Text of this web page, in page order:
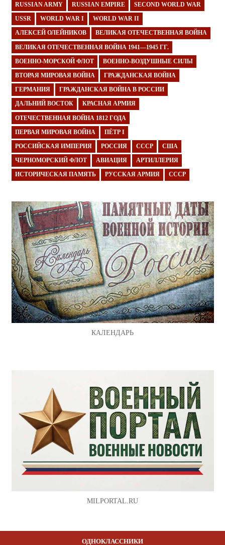
RUSSIAN ARMY RUSSIAN EMPIRE SECOND WORLD WAR
USSR WORLD WAR I WORLD WAR II
АЛЕКСЕЙ ОЛЕЙНИКОВ ВЕЛИКАЯ ОТЕЧЕСТВЕННАЯ ВОЙНА
ВЕЛИКАЯ ОТЕЧЕСТВЕННАЯ ВОЙНА 1941—1945 ГГ.
ВОЕННО-МОРСКОЙ ФЛОТ ВОЕННО-ВОЗДУШНЫЕ СИЛЫ
ВТОРАЯ МИРОВАЯ ВОЙНА ГРАЖДАНСКАЯ ВОЙНА
ГЕРМАНИЯ ГРАЖДАНСКАЯ ВОЙНА В РОССИИ
ДАЛЬНИЙ ВОСТОК КРАСНАЯ АРМИЯ
ОТЕЧЕСТВЕННАЯ ВОЙНА 1812 ГОДА
ПЕРВАЯ МИРОВАЯ ВОЙНА ПЁТР I
РОССИЙСКАЯ ИМПЕРИЯ РОССИЯ СССР США
ЧЕРНОМОРСКИЙ ФЛОТ АВИАЦИЯ АРТИЛЛЕРИЯ
ИСТОРИЧЕСКАЯ ПАМЯТЬ РУССКАЯ АРМИЯ СССР
КАЛЕНДАРЬ
MILPORTAL.RU
ОДНОКЛАССНИКИ